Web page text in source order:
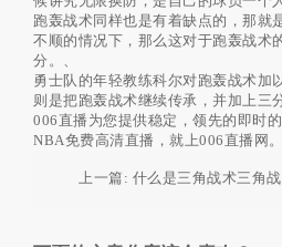
跑轰战术同样也是有着缺点的，那就
不顺的情况下，那么这对于跑轰战术
分。、
勇士队的年轻教练科尔对跑轰战术加
则是把跑轰战术继续传承，并加上三
006直播为您提供稳定，领先的即时
NBA免费高清直播，就上006直播网。
上一篇: 什么是三角战术三角